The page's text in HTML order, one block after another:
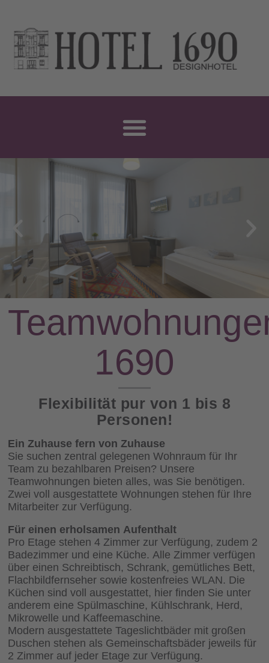
1690
Flexibilität pur von 1 bis 8
Personen!
Ein Zuhause fern von Zuhause
Sie suchen zentral gelegenen Wohnraum für Ihr
Team zu bezahlbaren Preisen? Unsere
Teamwohnungen bieten alles, was Sie benötigen.
Zwei voll ausgestattete Wohnungen stehen für Ihre
Mitarbeiter zur Verfügung.
Für einen erholsamen Aufenthalt
Pro Etage stehen 4 Zimmer zur Verfügung, zudem 2
Badezimmer und eine Küche. Alle Zimmer verfügen
über einen Schreibtisch, Schrank, gemütliches Bett,
Flachbildfernseher sowie kostenfreies WLAN. Die
Küchen sind voll ausgestattet, hier finden Sie unter
anderem eine Spülmaschine, Kühlschrank, Herd,
Mikrowelle und Kaffeemaschine.
Modern ausgestattete Tageslichtbäder mit großen
Duschen stehen als Gemeinschaftsbäder jeweils für
2 Zimmer auf jeder Etage zur Verfügung.